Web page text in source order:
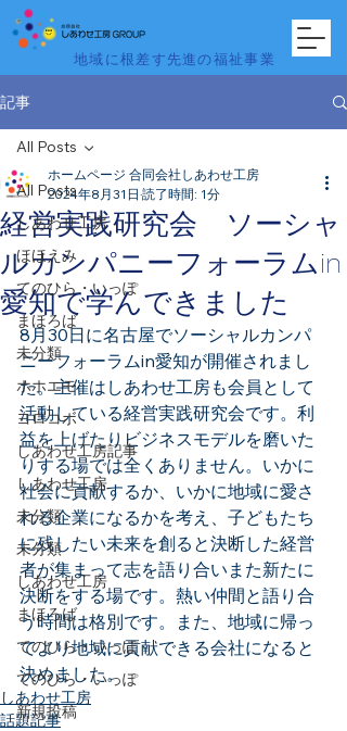
地域に根差す先進の福祉事業
記事
All Posts
しあわせ工房
ほほえみ
てのひら・いっぽ
まほろば
未分類
ホホエモ
ヨロコボ
しあわせ工房記事
しあわせ工房
未分類
未分類
しあわせ工房
まほろば
てのひら・いっぽ
てのひら・いっぽ
新規投稿
All Posts
経営実践研究会 ソーシャ
ルカンパニーフォーラムin
愛知で学んできました
ホームページ 合同会社しあわせ工房
2024年8月31日 読了時間: 1分
8月30日に名古屋でソーシャルカンパ
ニーフォーラムin愛知が開催されまし
た。主催はしあわせ工房も会員として
活動している経営実践研究会です。利
益を上げたりビジネスモデルを磨いた
りする場では全くありません。いかに
社会に貢献するか、いかに地域に愛さ
れる企業になるかを考え、子どもたち
に残したい未来を創ると決断した経営
者が集まって志を語り合いまた新たに
決断をする場です。熱い仲間と語り合
う時間は格別です。また、地域に帰っ
てより地域に貢献できる会社になると
決めました。
しあわせ工房
話題記事